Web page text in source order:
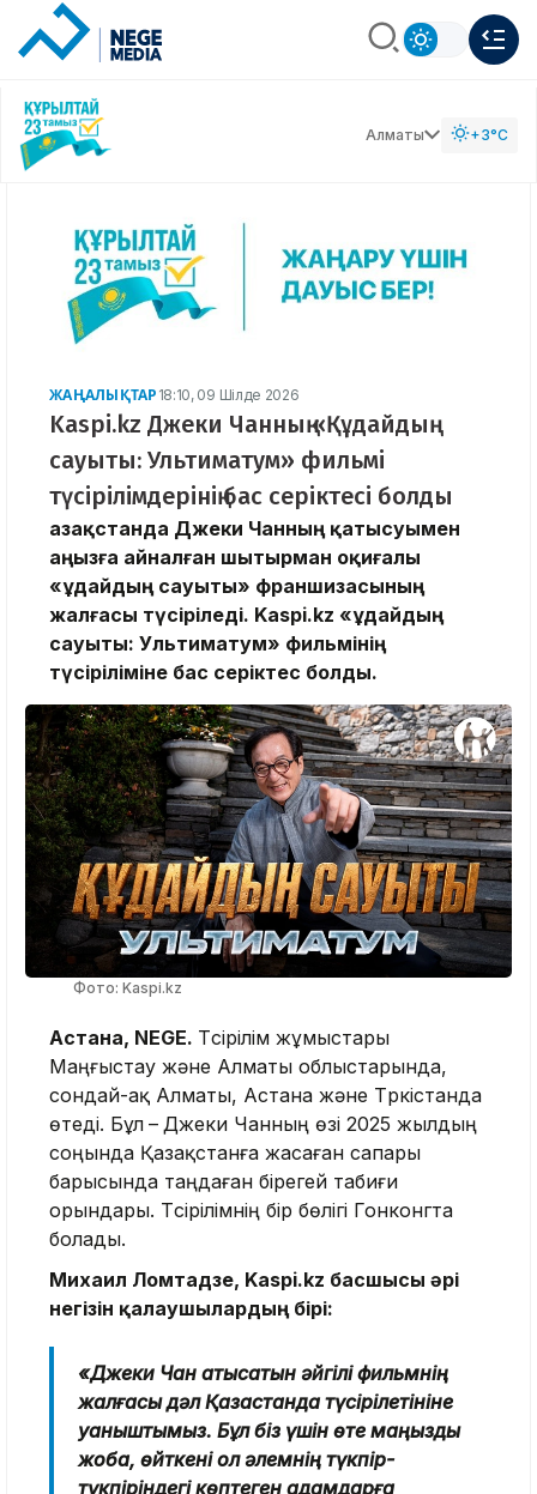
Алматы +3°C
ЖАҢАЛЫҚТАР 18:10, 09 Шілде 2026
Kaspi.kz Джеки Чанның «Құдайдың
сауыты: Ультиматум» фильмі
түсірілімдерінің бас серіктесі болды
Қазақстанда Джеки Чанның қатысуымен
аңызға айналған шытырман оқиғалы
«Құдайдың сауыты» франшизасының
жалғасы түсіріледі. Kaspi.kz «Құдайдың
сауыты: Ультиматум» фильмінің
түсіріліміне бас серіктес болды.
Фото: Kaspi.kz
Астана, NEGE. Түсірілім жұмыстары
Маңғыстау және Алматы облыстарында,
сондай-ақ Алматы, Астана және Түркістанда
өтеді. Бұл – Джеки Чанның өзі 2025 жылдың
соңында Қазақстанға жасаған сапары
барысында таңдаған бірегей табиғи
орындары. Түсірілімнің бір бөлігі Гонконгта
болады.
Михаил Ломтадзе, Kaspi.kz басшысы әрі
негізін қалаушылардың бірі:
«Джеки Чан қатысатын әйгілі фильмнің
жалғасы дәл Қазақстанда түсірілетініне
қуаныштымыз. Бұл біз үшін өте маңызды
жоба, өйткені ол әлемнің түкпір-
түкпіріндегі көптеген адамдарға